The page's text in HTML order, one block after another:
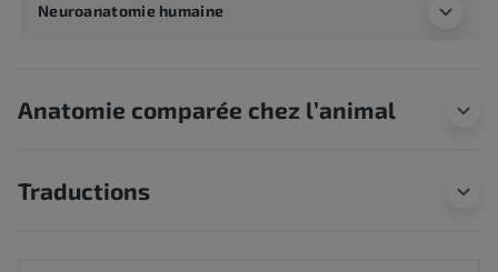
Neuroanatomie humaine
Anatomie comparée chez l’animal
Traductions